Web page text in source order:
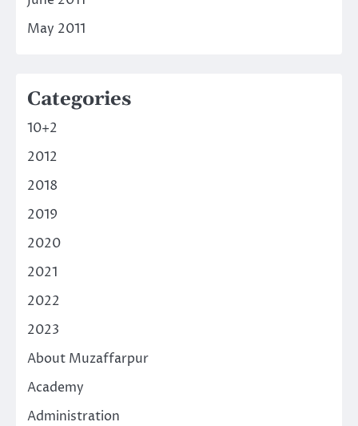
May 2011
Categories
10+2
2012
2018
2019
2020
2021
2022
2023
About Muzaffarpur
Academy
Administration